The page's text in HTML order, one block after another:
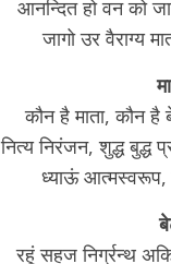
आनन्दित हो वन को
जागो उर वैराग्य
कौन है माता, कौन है
नित्य निरंजन, शुद्ध बुद्ध
ध्याऊं आत्मस्वरूप,
रहूं सहज निर्ग्रन्थ